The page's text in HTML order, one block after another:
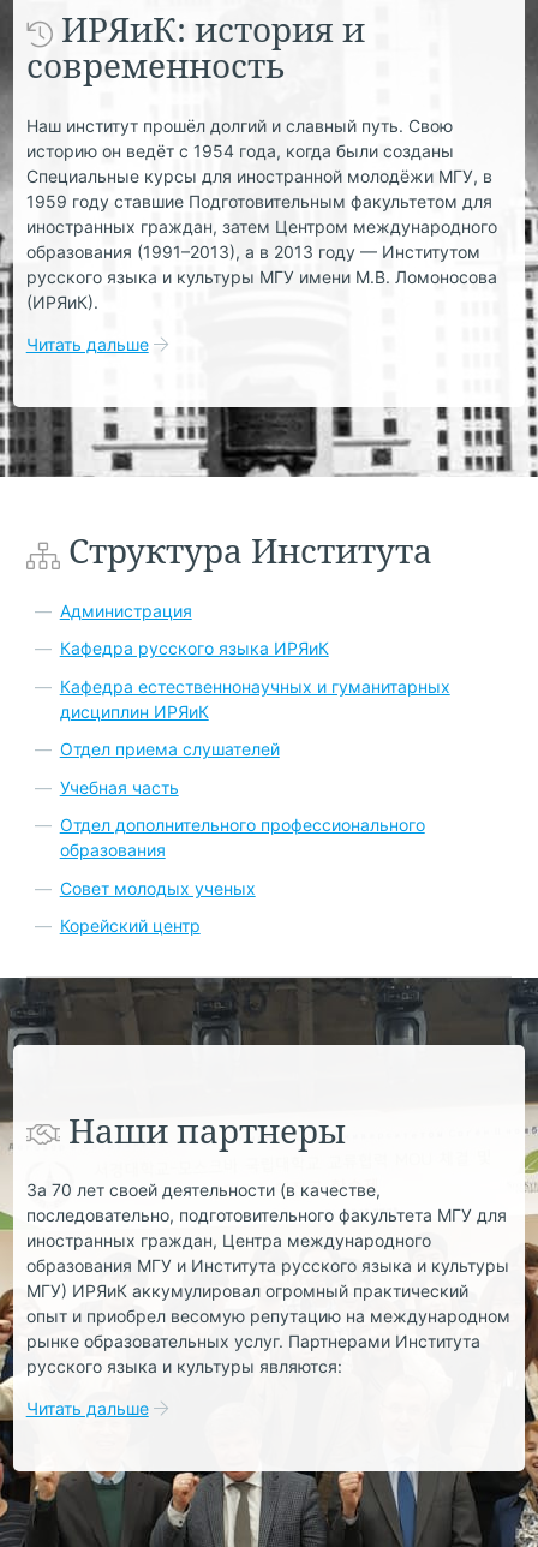
ИРЯиК: история и
современность
Наш институт прошёл долгий и славный путь. Свою
историю он ведёт с 1954 года, когда были созданы
Специальные курсы для иностранной молодёжи МГУ, в
1959 году ставшие Подготовительным факультетом для
иностранных граждан, затем Центром международного
образования (1991–2013), а в 2013 году — Институтом
русского языка и культуры МГУ имени М.В. Ломоносова
(ИРЯиК).
Читать дальше
Структура Института
Администрация
Кафедра русского языка ИРЯиК
Кафедра естественнонаучных и гуманитарных
дисциплин ИРЯиК
Отдел приема слушателей
Учебная часть
Отдел дополнительного профессионального
образования
Совет молодых ученых
Корейский центр
Наши партнеры
За 70 лет своей деятельности (в качестве,
последовательно, подготовительного факультета МГУ для
иностранных граждан, Центра международного
образования МГУ и Института русского языка и культуры
МГУ) ИРЯиК аккумулировал огромный практический
опыт и приобрел весомую репутацию на международном
рынке образовательных услуг. Партнерами Института
русского языка и культуры являются:
Читать дальше